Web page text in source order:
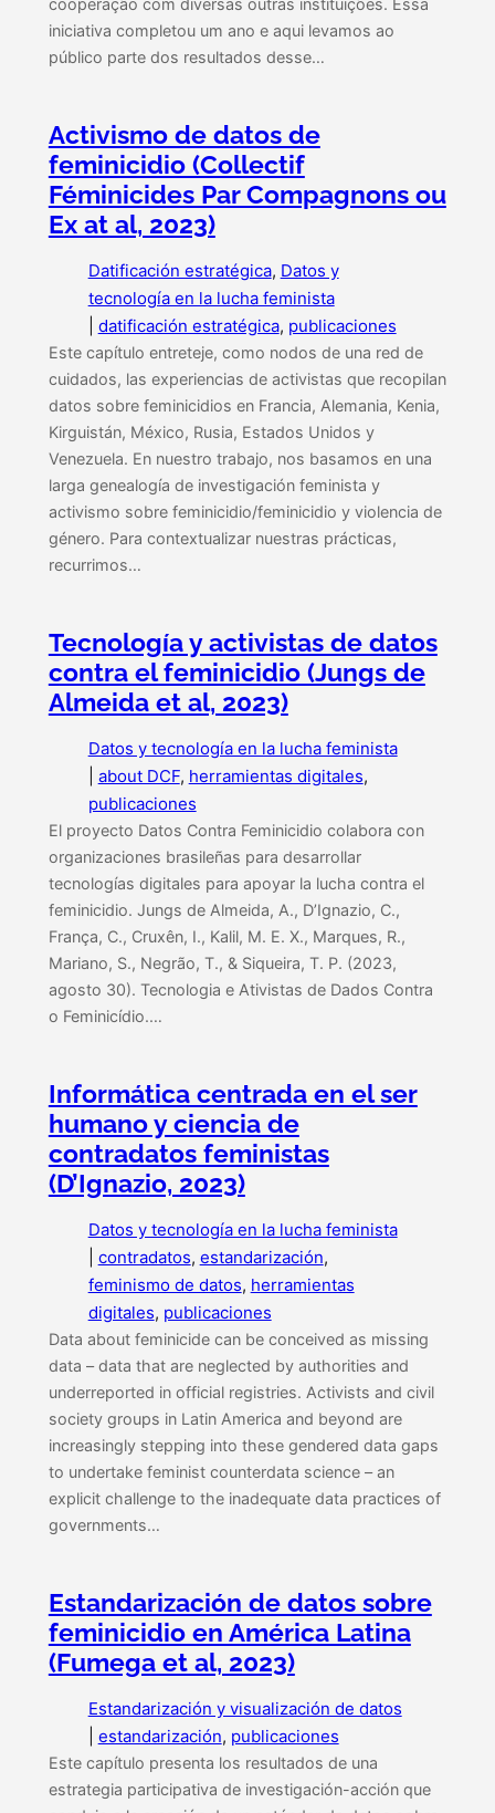
cooperação com diversas outras instituições. Essa
iniciativa completou um ano e aqui levamos ao
público parte dos resultados desse…
Activismo de datos de
feminicidio (Collectif
Féminicides Par Compagnons ou
Ex at al, 2023)
Datificación estratégica, Datos y
tecnología en la lucha feminista
datificación estratégica, publicaciones
Este capítulo entreteje, como nodos de una red de
cuidados, las experiencias de activistas que recopilan
datos sobre feminicidios en Francia, Alemania, Kenia,
Kirguistán, México, Rusia, Estados Unidos y
Venezuela. En nuestro trabajo, nos basamos en una
larga genealogía de investigación feminista y
activismo sobre feminicidio/feminicidio y violencia de
género. Para contextualizar nuestras prácticas,
recurrimos…
Tecnología y activistas de datos
contra el feminicidio (Jungs de
Almeida et al, 2023)
Datos y tecnología en la lucha feminista
about DCF, herramientas digitales
publicaciones
El proyecto Datos Contra Feminicidio colabora con
organizaciones brasileñas para desarrollar
tecnologías digitales para apoyar la lucha contra el
feminicidio. Jungs de Almeida, A., D’Ignazio, C.,
França, C., Cruxên, I., Kalil, M. E. X., Marques, R.,
Mariano, S., Negrão, T., & Siqueira, T. P. (2023,
agosto 30). Tecnologia e Ativistas de Dados Contra
o Feminicídio.…
Informática centrada en el ser
humano y ciencia de
contradatos feministas
(D’Ignazio, 2023)
Datos y tecnología en la lucha feminista
contradatos, estandarización
feminismo de datos, herramientas
digitales, publicaciones
Data about feminicide can be conceived as missing
data – data that are neglected by authorities and
underreported in official registries. Activists and civil
society groups in Latin America and beyond are
increasingly stepping into these gendered data gaps
to undertake feminist counterdata science – an
explicit challenge to the inadequate data practices of
governments…
Estandarización de datos sobre
feminicidio en América Latina
(Fumega et al, 2023)
Estandarización y visualización de datos
estandarización, publicaciones
Este capítulo presenta los resultados de una
estrategia participativa de investigación-acción que